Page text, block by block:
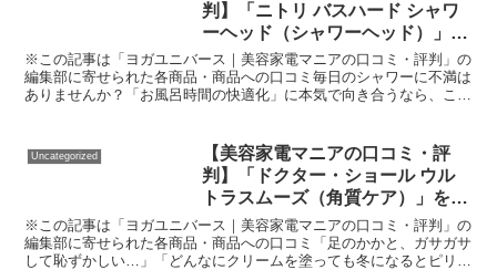
判】「ニトリ バスハード シャワ
ーヘッド（シャワーヘッド）」を
実際に使ってみた正直感想
※この記事は「ヨガユニバース｜美容家電マニアの口コミ・評判」の
編集部に寄せられた各商品・商品への口コミ毎日のシャワーに不満は
ありませんか？「お風呂時間の快適化」に本気で向き合うなら、この
Uncategorized
【美容家電マニアの口コミ・評
判】「ドクター・ショール ウル
トラスムーズ（角質ケア）」を実
際に使ってみた正直感想
※この記事は「ヨガユニバース｜美容家電マニアの口コミ・評判」の
編集部に寄せられた各商品・商品への口コミ「足のかかと、ガサガサ
して恥ずかしい…」「どんなにクリームを塗っても冬になるとピリピ